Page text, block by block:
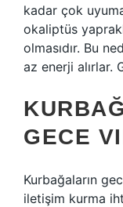
kadar çok
okaliptüs
olmasıdır. Bu
az enerji alırlar.
GECE
Kurbağaların
iletişim kurma